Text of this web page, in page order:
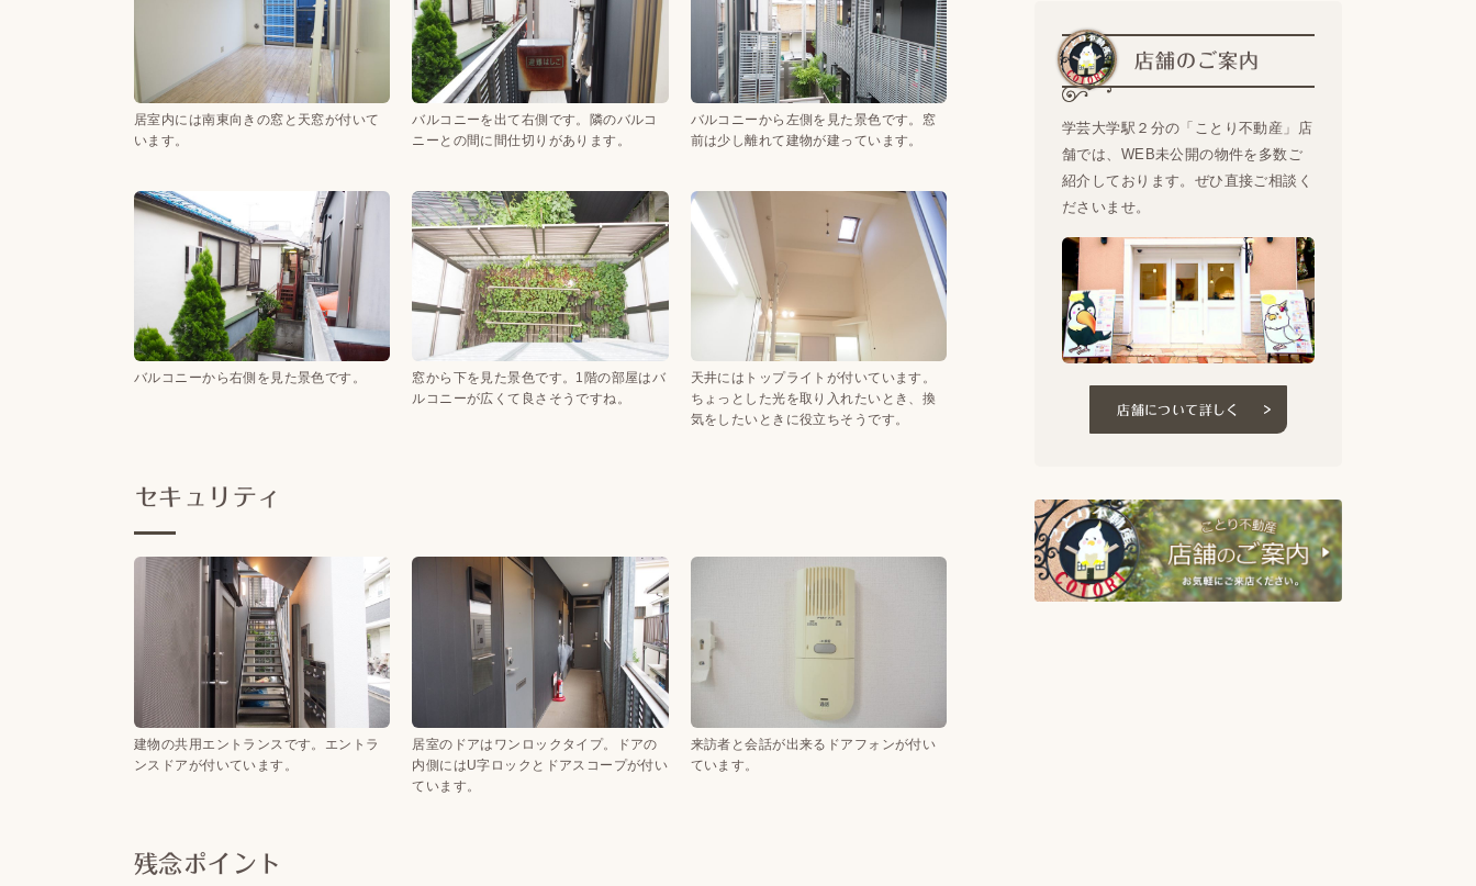
居室内には南東向きの窓と天窓が付いて
います。
バルコニーを出て右側です。隣のバルコ
ニーとの間に間仕切りがあります。
バルコニーから左側を見た景色です。窓
前は少し離れて建物が建っています。
バルコニーから右側を見た景色です。
窓から下を見た景色です。1階の部屋はバ
ルコニーが広くて良さそうですね。
天井にはトップライトが付いています。
ちょっとした光を取り入れたいとき、換
気をしたいときに役立ちそうです。
セキュリティ
建物の共用エントランスです。エントラ
ンスドアが付いています。
居室のドアはワンロックタイプ。ドアの
内側にはU字ロックとドアスコープが付い
ています。
来訪者と会話が出来るドアフォンが付い
ています。
残念ポイント
店舗のご案内
学芸大学駅２分の「ことり不動産」店
舗では、WEB未公開の物件を多数ご
紹介しております。ぜひ直接ご相談く
ださいませ。
店舗について詳しく